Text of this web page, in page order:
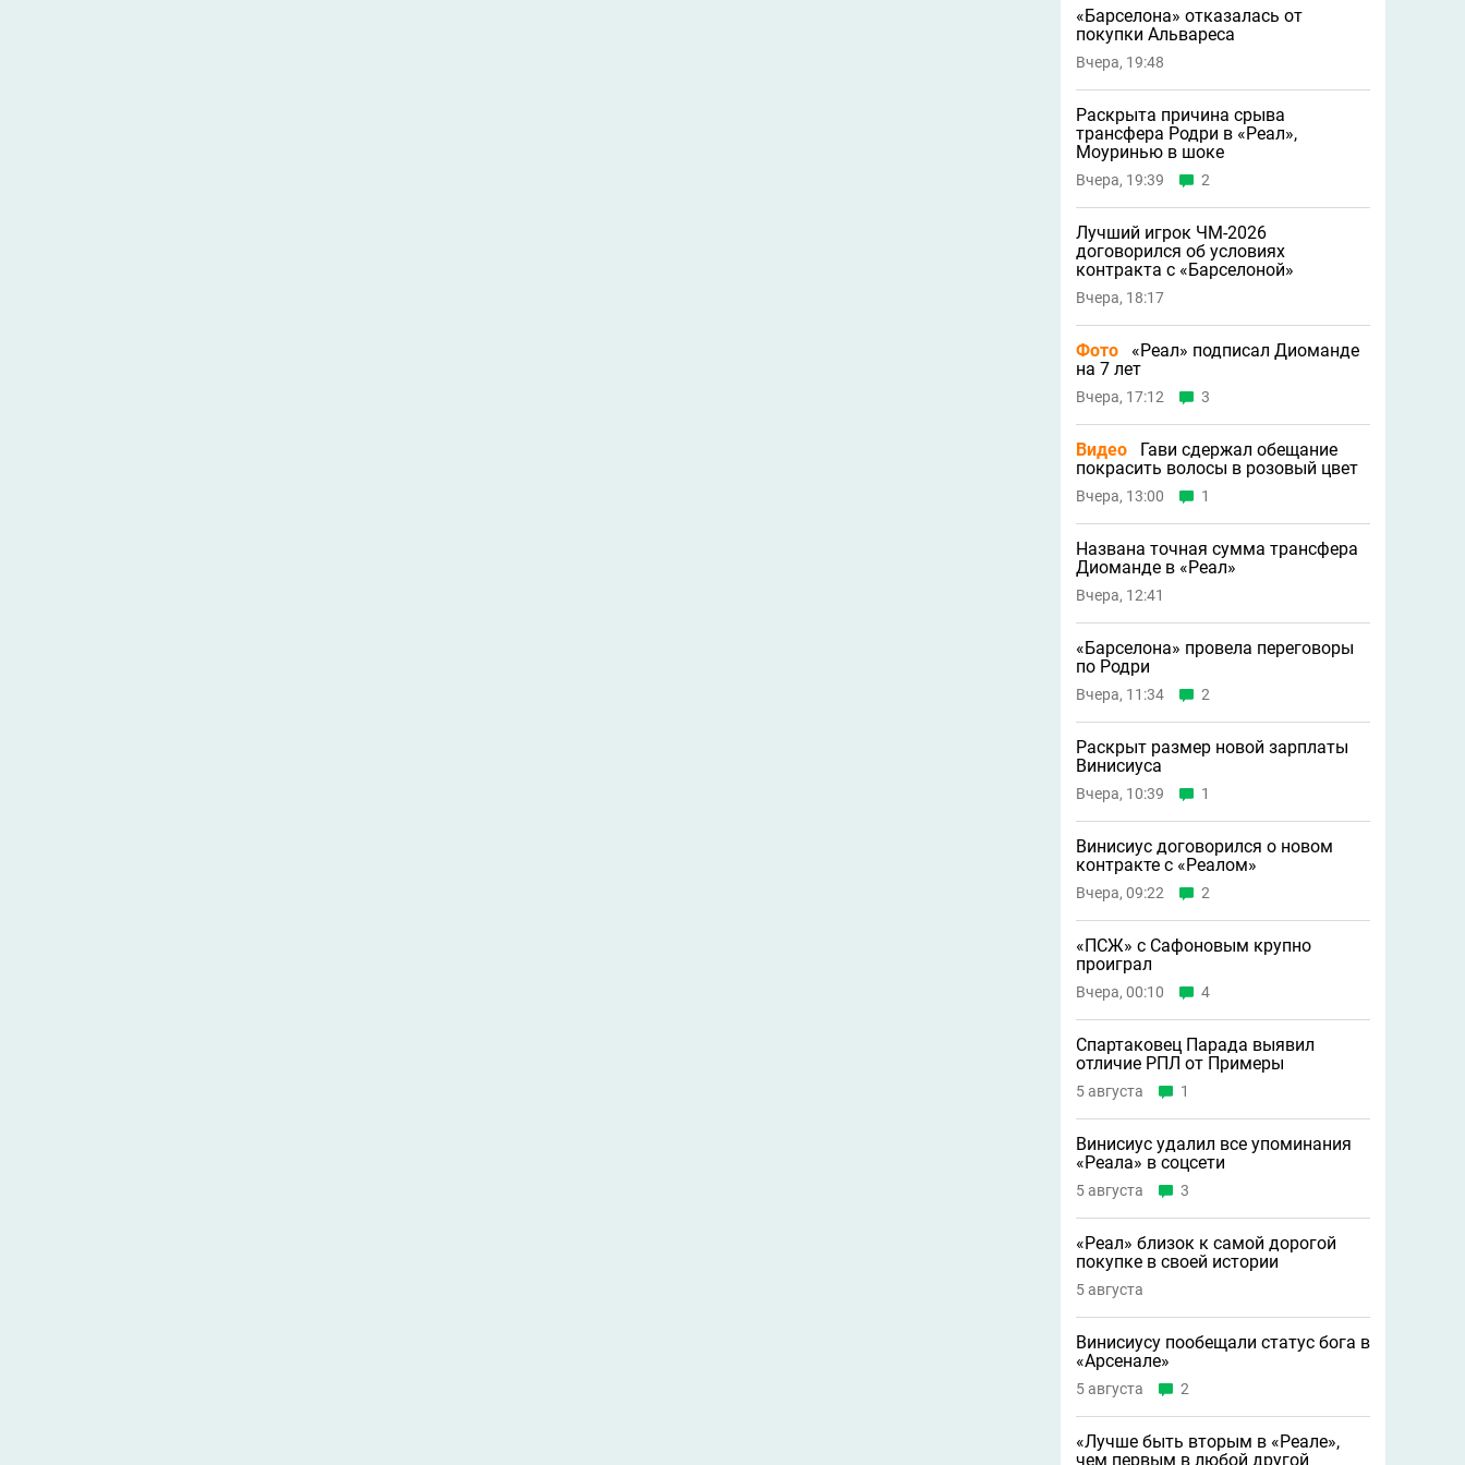
«Барселона» отказалась от
покупки Альвареса
Вчера, 19:48
Раскрыта причина срыва
трансфера Родри в «Реал»,
Моуринью в шоке
Вчера, 19:39 2
Лучший игрок ЧМ-2026
договорился об условиях
контракта с «Барселоной»
Вчера, 18:17
Фото
«Реал» подписал Диоманде
на 7 лет
Вчера, 17:12 3
Видео
Гави сдержал обещание
покрасить волосы в розовый цвет
Вчера, 13:00 1
Названа точная сумма трансфера
Диоманде в «Реал»
Вчера, 12:41
«Барселона» провела переговоры
по Родри
Вчера, 11:34 2
Раскрыт размер новой зарплаты
Винисиуса
Вчера, 10:39 1
Винисиус договорился о новом
контракте с «Реалом»
Вчера, 09:22 2
«ПСЖ» с Сафоновым крупно
проиграл
Вчера, 00:10 4
Спартаковец Парада выявил
отличие РПЛ от Примеры
5 августа 1
Винисиус удалил все упоминания
«Реала» в соцсети
5 августа 3
«Реал» близок к самой дорогой
покупке в своей истории
5 августа
Винисиусу пообещали статус бога в
«Арсенале»
5 августа 2
«Лучше быть вторым в «Реале»,
чем первым в любой другой